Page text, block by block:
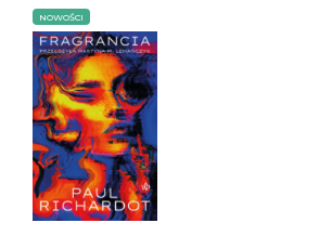
NOWOŚCI